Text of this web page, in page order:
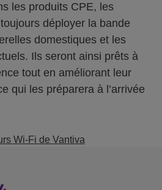
les produits CPE, les
déployer la bande
domestiques et les
Ils seront ainsi prêts à
tout en améliorant leur
qui les préparera à l’arrivée
Wi-Fi de Vantiva